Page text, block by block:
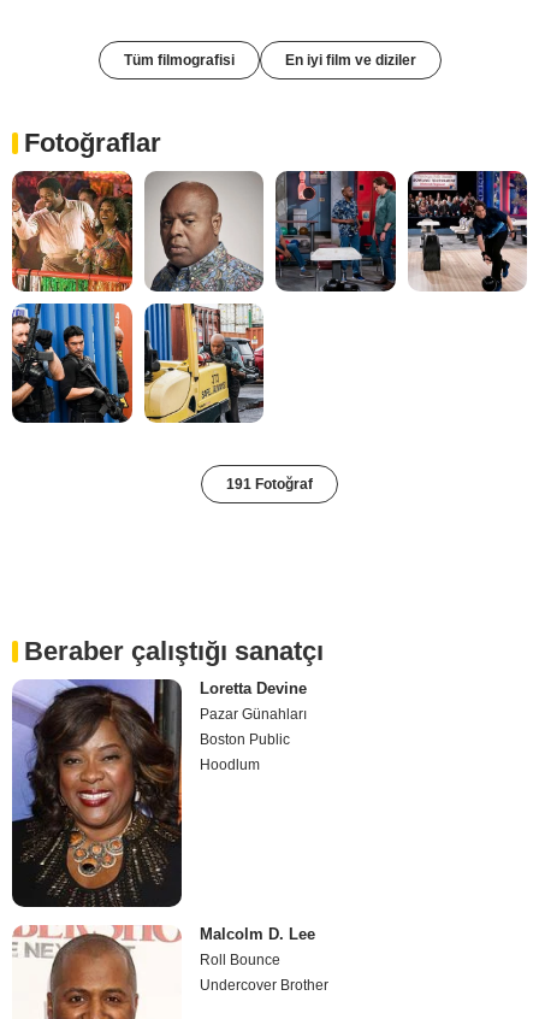
Tüm filmografisi En iyi film ve diziler
Fotoğraflar
191 Fotoğraf
Beraber çalıştığı sanatçı
Loretta Devine
Pazar Günahları
Boston Public
Hoodlum
Malcolm D. Lee
Roll Bounce
Undercover Brother